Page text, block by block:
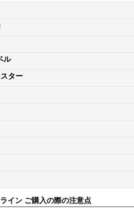
ル
ター
イン ご購入の際の注意点